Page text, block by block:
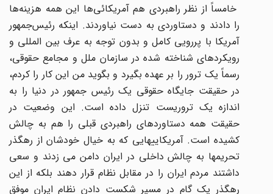
خامساً از نظر راهبردی هم آمریکائی‌ها این همه هزینه‌ها
را دادند و دستاوردی به دست نیاوردند. اینکه رئیس‌جمهور
آمریکا با پررویی کامل و بدون توجه به عرف بین المللی و
رویکردهای شناخته شده در سازمان ملل و مجامع حقوقی،
رسماً یک ترور را بر عهده بگیرد و بگوید من این کار را کردم،
در حقیقت جایگاه حقوقی یک رئیس جمهور در دنیا را به
اندازه یک تروریست تنزل داده است. این وضعیت در
حقیقت همه دستاوردهای راهبردی قبلی را هم به چالش
کشیده است. آمریکاییهایی که به خیال خودشان از رهگذر
تحریمها به چالش داخلی در ایران دامن می زدند و سعی
داشتند مردم ایران را در مقابل نظام قرار دهند بلکه از این
رهگذر یک گام در مسیر شکست دادن نظام ایران موفق